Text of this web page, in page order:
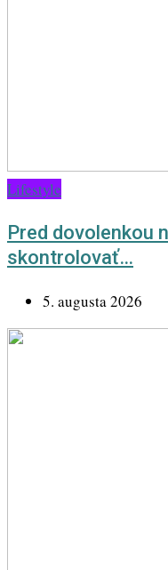
Lifestyle
Pred dovolenkou
skontrolovať…
5. augusta 2026